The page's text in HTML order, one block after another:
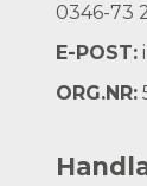
0346-73
E-POST:
ORG.NR: